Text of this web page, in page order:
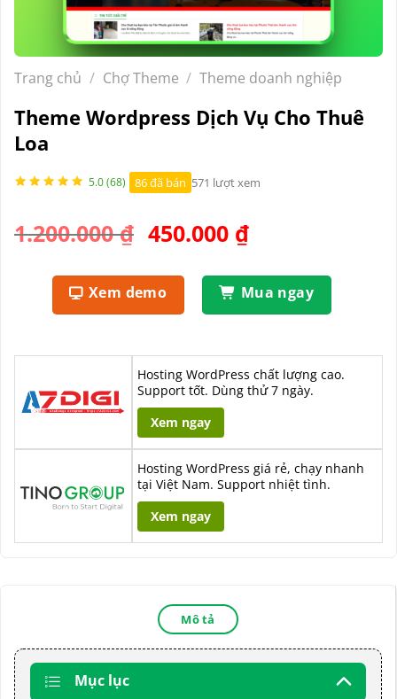
Trang chủ / Chợ Theme / Theme doanh nghiệp
Theme Wordpress Dịch Vụ Cho Thuê
Loa
5.0 (68) 86 đã bán 571 lượt xem
1.200.000₫ Giá
là:
1.200.000 ₫.
450.000 ₫Giá
tại
là:
Xem demo Mua ngay
Hosting WordPress chất lượng cao.
Support tốt. Dùng thử 7 ngày.
Xem ngay
Hosting WordPress giá rẻ, chạy nhanh
tại Việt Nam. Support nhiệt tình.
Xem ngay
Mô tả
Mục lục